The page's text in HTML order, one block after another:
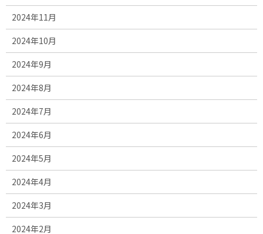
2024年11月
2024年10月
2024年9月
2024年8月
2024年7月
2024年6月
2024年5月
2024年4月
2024年3月
2024年2月